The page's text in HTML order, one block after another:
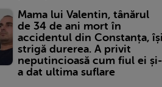
Mama lui Valentin, tânărul
de 34 de ani mort în
accidentul din Constanța, își
strigă durerea. A privit
neputincioasă cum fiul ei și-
a dat ultima suflare